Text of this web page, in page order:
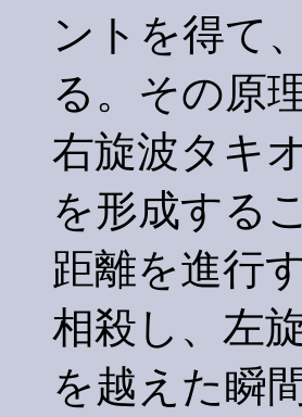
ントを得て
る。その原
右旋波タキ
を形成する
距離を進行
相殺し、左
を越えた瞬